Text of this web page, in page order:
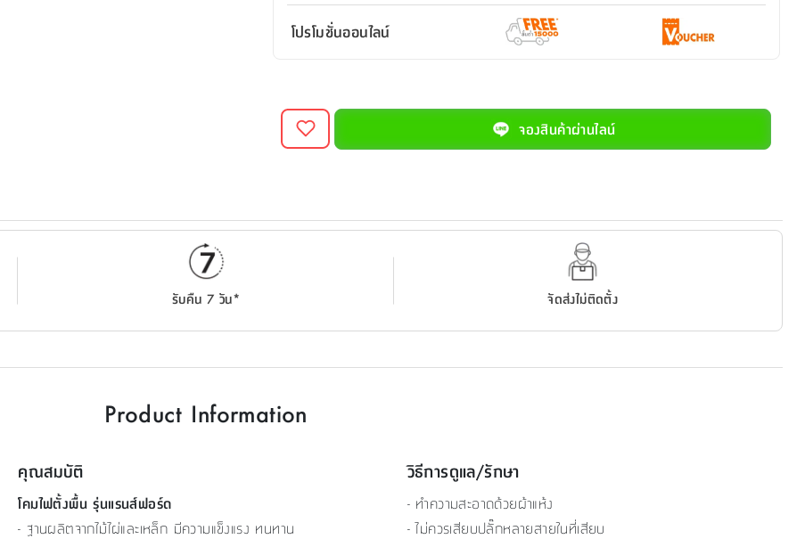
โปรโมชั่นออนไลน์
จองสินค้าผ่านไลน์
รับคืน 7 วัน* จัดส่งไม่ติดตั้ง
Product Information
คุณสมบัติ
โคมไฟตั้งพื้น รุ่นแรนส์ฟอร์ด
- ฐานผลิตจากไม้ไผ่และเหล็ก มีความแข็งแรง ทนทาน
วิธีการดูแล/รักษา
- ทำความสะอาดด้วยผ้าแห้ง
- ไม่ควรเสียบปลั๊กหลายสายในที่เสียบ